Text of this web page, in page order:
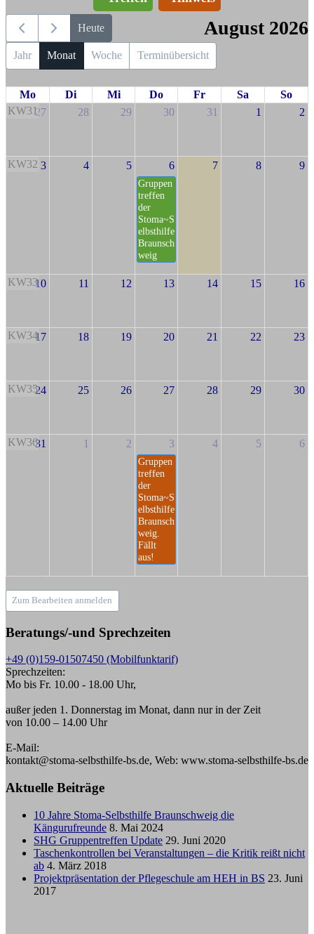
Heute August 2026
Jahr Monat Woche Terminübersicht
Mo Di Mi Do Fr Sa
So
KW3127 28 29 30 31 1 2
KW32 3 4 5 6
Gruppen
treffen
der
Stoma~S
elbsthilfe
Braunsch
weig
7 8 9
KW3310 11 12 13 14 15 16
KW3417 18 19 20 21 22 23
KW3524 25 26 27 28 29 30
KW3631 1 2 3
Gruppen
treffen
der
Stoma~S
elbsthilfe
Braunsch
weig.
Fällt
aus!
4 5 6
Zum Bearbeiten anmelden
Beratungs/-und Sprechzeiten
+49 (0)159-01507450 (Mobilfunktarif)
Sprechzeiten:
Mo bis Fr. 10.00 - 18.00 Uhr,
außer jeden 1. Donnerstag im Monat, dann nur in der Zeit
von 10.00 – 14.00 Uhr
E-Mail:
kontakt@stoma-selbsthilfe-bs.de, Web: www.stoma-selbsthilfe-bs.de
Aktuelle Beiträge
10 Jahre Stoma-Selbsthilfe Braunschweig die
Kängurufreunde 8. Mai 2024
SHG Gruppentreffen Update 29. Juni 2020
Taschenkontrollen bei Veranstaltungen – die Kritik reißt nicht
ab 4. März 2018
Projektpräsentation der Pflegeschule am HEH in BS 23. Juni
2017